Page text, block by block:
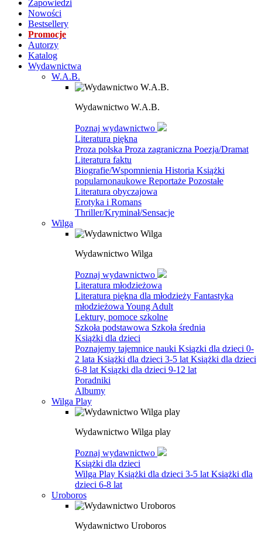
Zapowiedzi
Nowości
Bestsellery
Promocje
Autorzy
Katalog
Wydawnictwa
W.A.B.
Wydawnictwo W.A.B.
Poznaj wydawnictwo
Literatura piękna
Proza polska Proza zagraniczna Poezja/Dramat
Literatura faktu
Biografie/Wspomnienia Historia Książki
popularnonaukowe Reportaże Pozostałe
Literatura obyczajowa
Erotyka i Romans
Thriller/Kryminał/Sensacje
Wilga
Wydawnictwo Wilga
Poznaj wydawnictwo
Literatura młodzieżowa
Literatura piękna dla młodzieży Fantastyka
młodzieżowa Young Adult
Lektury, pomoce szkolne
Szkoła podstawowa Szkoła średnia
Książki dla dzieci
Poznajemy tajemnice nauki Ksiązki dla dzieci 0-
2 lata Książki dla dzieci 3-5 lat Książki dla dzieci
6-8 lat Ksiązki dla dzieci 9-12 lat
Poradniki
Albumy
Wilga Play
Wydawnictwo Wilga play
Poznaj wydawnictwo
Książki dla dzieci
Wilga Play Książki dla dzieci 3-5 lat Książki dla
dzieci 6-8 lat
Uroboros
Wydawnictwo Uroboros